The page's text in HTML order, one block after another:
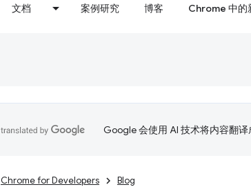
文档 案例研究 博客 Chrome 中的
Google 会使用 AI 技术将内容翻译
Chrome for Developers Blog